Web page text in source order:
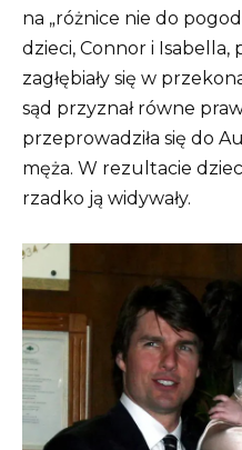
na „różnice nie do
dzieci, Connor i Isabella,
zagłębiały się w
sąd przyznał równe
przeprowadziła się do
męża. W rezultacie
rzadko ją widywały.